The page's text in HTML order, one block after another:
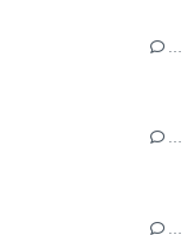
…
…